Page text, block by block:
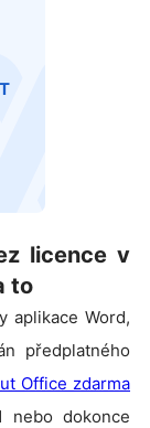
licence v
to
aplikace Word,
předplatného
Office zdarma
nebo dokonce